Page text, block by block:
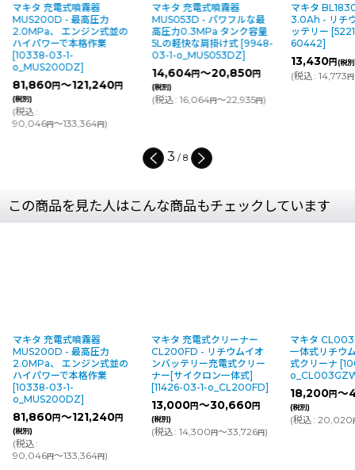
マキタ 充電式噴霧器
MUS053D - パワフルな最
高圧力0.3MPa タンク容量
5Lの軽快な肩掛け式 [9948-
03-1-o_MUS053DZ
14,604円～20,850
(税別)
(税込
マキタ BL1830B 18V
3.0Ah - リチウムイオンバ
ッテリー [5221-03-1-o_A-
60442]
13,430 円
(税込: 14,773円)
ダイヤスプレ
ー式噴霧器 [
o_14218]
5,915円
(税込: 6,507円
4 / 8
この商品を見た人はこんな商品もチェックしています
マキタ 充電式噴霧器
MUS200D - 最高圧力
2.0MPa、 エンジン式並の
ハイパワーで本格作業
[10338-03-1-
o_MUS200DZ]
81,860円～121,240円
(税別)
(税込:
90,046円～133,364円)
マキタ 充電式クリーナー
CL200FD - リチウムイオ
ンバッテリー充電式クリー
ナー[サイクロン一体式]
[11426-03-1-o_CL200FD]
13,000円～30,660円
(税別)
(税込: 14,300円～33,726円)
マキタ
一体式リチウ
式クリーナ [
18,200円～
(税別)
(税込: 20,020